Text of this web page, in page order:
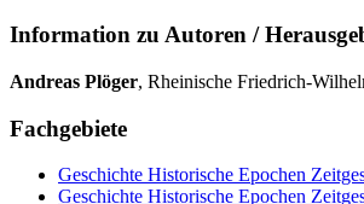
Information zu Autoren /
Andreas Plöger, Rheinische Friedrich-
Fachgebiete
Geschichte Historische Epochen
Geschichte Historische Epochen